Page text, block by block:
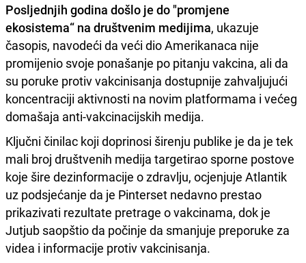
Posljednjih godina došlo je do "promjene
ekosistema“ na društvenim medijima, ukazuje
časopis, navodeći da veći dio Amerikanaca nije
promijenio svoje ponašanje po pitanju vakcina, ali da
su poruke protiv vakcinisanja dostupnije zahvaljujući
koncentraciji aktivnosti na novim platformama i većeg
domašaja anti-vakcinacijskih medija.
Ključni činilac koji doprinosi širenju publike je da je tek
mali broj društvenih medija targetirao sporne postove
koje šire dezinformacije o zdravlju, ocjenjuje Atlantik
uz podsjećanje da je Pinterset nedavno prestao
prikazivati rezultate pretrage o vakcinama, dok je
Jutjub saopštio da počinje da smanjuje preporuke za
videa i informacije protiv vakcinisanja.